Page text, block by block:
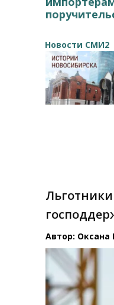
Новости СМИ2
Автор: Оксана